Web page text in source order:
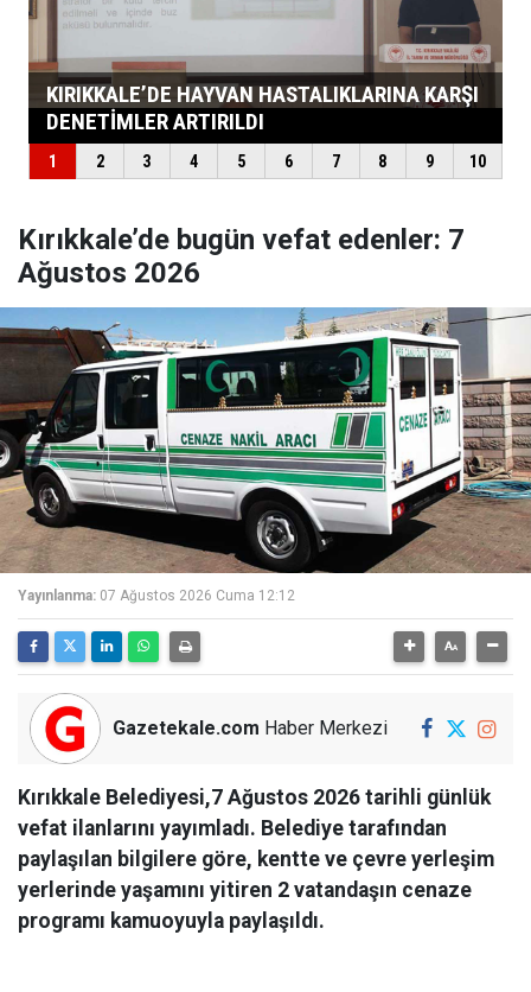
Kırıkkale’de bugün vefat edenler: 7
Ağustos 2026
Yayınlanma: 07 Ağustos 2026 Cuma 12:12
Gazetekale.com Haber Merkezi
Kırıkkale Belediyesi,7 Ağustos 2026 tarihli günlük
vefat ilanlarını yayımladı. Belediye tarafından
paylaşılan bilgilere göre, kentte ve çevre yerleşim
yerlerinde yaşamını yitiren 2 vatandaşın cenaze
programı kamuoyuyla paylaşıldı.